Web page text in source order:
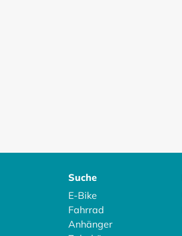
Suche
E-Bike
Fahrrad
Anhänger